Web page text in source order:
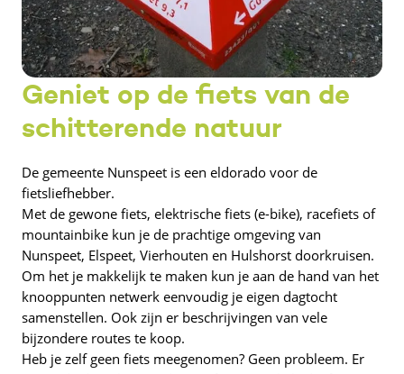
Geniet op de fiets van de
schitterende natuur
De gemeente Nunspeet is een eldorado voor de
fietsliefhebber.
Met de gewone fiets, elektrische fiets (e-bike), racefiets of
mountainbike kun je de prachtige omgeving van
Nunspeet, Elspeet, Vierhouten en Hulshorst doorkruisen.
Om het je makkelijk te maken kun je aan de hand van het
knooppunten netwerk eenvoudig je eigen dagtocht
samenstellen. Ook zijn er beschrijvingen van vele
bijzondere routes te koop.
Heb je zelf geen fiets meegenomen? Geen probleem. Er